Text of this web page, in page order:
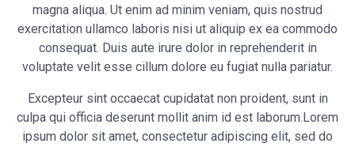
magna aliqua. Ut enim ad minim veniam, quis nostrud
exercitation ullamco laboris nisi ut aliquip ex ea commodo
consequat. Duis aute irure dolor in reprehenderit in
voluptate velit esse cillum dolore eu fugiat nulla pariatur.
Excepteur sint occaecat cupidatat non proident, sunt in
culpa qui officia deserunt mollit anim id est laborum.Lorem
ipsum dolor sit amet, consectetur adipiscing elit, sed do